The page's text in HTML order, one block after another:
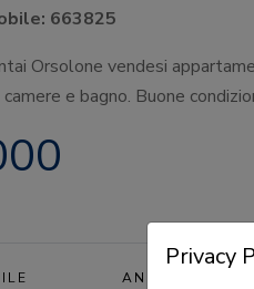
663825
Orsolone vendesi
e bagno. Buone
ANNO
Privacy